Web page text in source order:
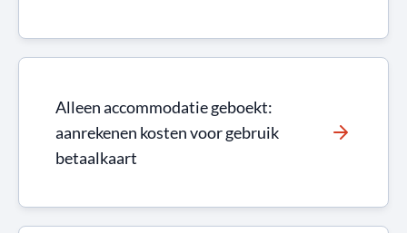
Alleen accommodatie geboekt:
aanrekenen kosten voor gebruik
betaalkaart